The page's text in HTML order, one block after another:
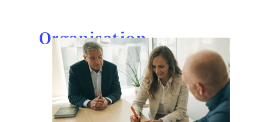
Organisation